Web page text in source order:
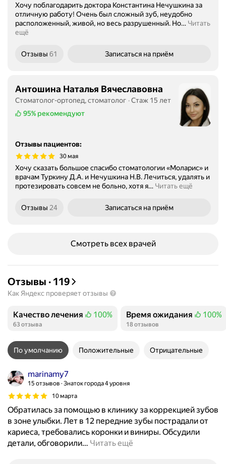
Хочу поблагодарить доктора Константина Нечушкина за
отличную работу! Очень был сложный зуб, неудобно
расположенный, живой, но весь разрушенный. Но… Читать
ещё
Отзывы 61 Записаться на приём
Антошина Наталья Вячеславовна
Стоматолог-ортопед, стоматолог
Стаж 15 лет
95% рекомендуют
Отзывы пациентов:
30 мая
Хочу сказать большое спасибо стоматологии «Моларис» и
врачам Туркину Д.А. и Нечушкина Н.В. Лечиться, удалять и
протезировать совсем не больно, хотя я… Читать ещё
Отзывы 24 Записаться на приём
Смотреть всех врачей
Отзывы · 119
Как Яндекс проверяет отзывы
Качество лечения
Положительных отзывов
100%
63 отзыва
Время ожидания
Положительных отзывов
100%
18 отзывов
По умолчанию Положительные Отрицательные
marinamy7
15 отзывов Знаток города 4 уровня
10 марта
Обратилась за помощью в клинику за коррекцией зубов
в зоне улыбки. Лет в 12 передние зубы пострадали от
кариеса, требовались коронки и виниры. Обсудили
детали, обговорили… Читать ещё